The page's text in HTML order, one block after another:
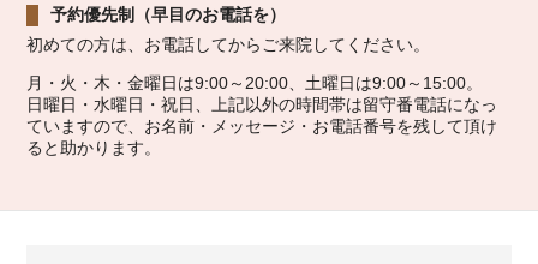
予約優先制（早目のお電話を）
初めての方は、お電話してからご来院してください。
月・火・木・金曜日は9:00～20:00、土曜日は9:00～15:00。
日曜日・水曜日・祝日、上記以外の時間帯は留守番電話になっ
ていますので、お名前・メッセージ・お電話番号を残して頂け
ると助かります。